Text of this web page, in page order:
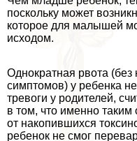
поскольку может
которое для малышей
исходом.
Однократная рвота (без
симптомов) у ребенка
тревоги у родителей,
в том, что именно
от накопившихся
ребенок не смог